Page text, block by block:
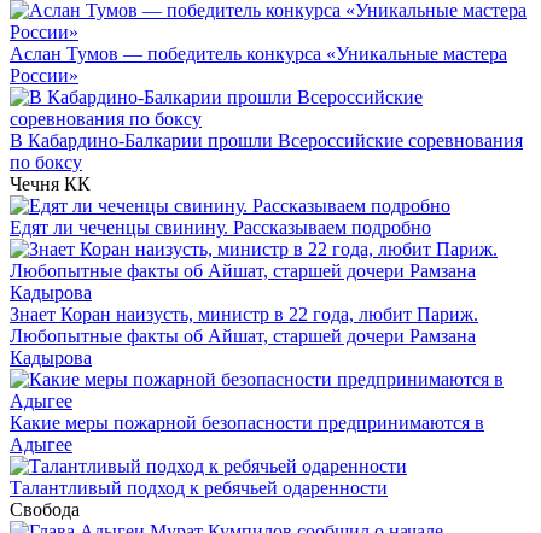
Аслан Тумов — победитель конкурса «Уникальные мастера
России»
В Кабардино-Балкарии прошли Всероссийские соревнования
по боксу
Чечня КК
Едят ли чеченцы свинину. Рассказываем подробно
Знает Коран наизусть, министр в 22 года, любит Париж.
Любопытные факты об Айшат, старшей дочери Рамзана
Кадырова
Какие меры пожарной безопасности предпринимаются в
Адыгее
Талантливый подход к ребячьей одаренности
Свобода